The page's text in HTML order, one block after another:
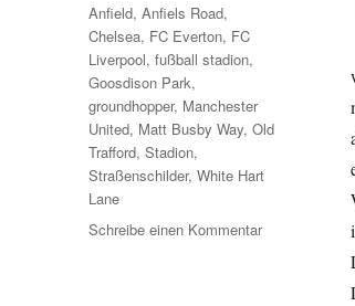
Schlagwörter
Anfield,Anfiels Road,
Chelsea, FC Everton, FC
Liverpool,fußball stadion,
Goosdison Park,
groundhopper, Manchester
United, Matt Busby Way,Old
Trafford,Stadion,
Straßenschilder,White Hart
Lane
Schreibe einen Kommentarzu